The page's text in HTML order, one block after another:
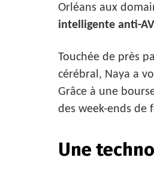
Orléans aux
intelligente anti-
Touchée de près
cérébral, Naya a
Grâce à une
des week-ends
Une